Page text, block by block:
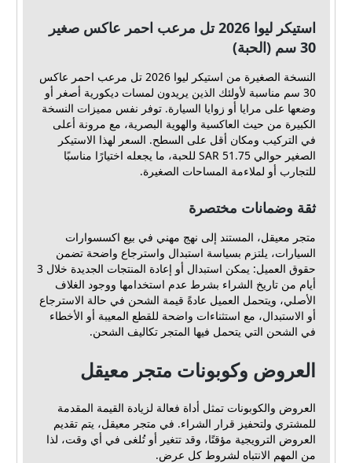
استيكر ليوا 2026 تل مرعب احمر عاكس صغير
30 سم (الحبة)
النسخة الصغيرة من استيكر ليوا 2026 تل مرعب احمر عاكس
30 سم مناسبة لأولئك الذين يريدون لمسات ديكورية أصغر أو
وضعها على مرايا أو زوايا السيارة. توفر نفس مميزات النسخة
الكبيرة من حيث العاكسية والهوية البصرية، مع مرونة أعلى
في التركيب ومكان أقل على السطح. السعر لهذا الاستيكر
الصغير حوالي 51.75 SAR للحبة، ما يجعله اختيارًا مناسبًا
للتجارب أو لملاءمة المساحات الصغيرة.
ثقة وضمانات مختصرة
متجر معيقل، المستند إلى نهج مهني في بيع اكسسوارات
السيارات، يلتزم بسياسة استبدال واسترجاع واضحة تضمن
حقوق العميل: يمكن استبدال أو إعادة المنتجات الجديدة خلال 3
أيام من تاريخ الشراء بشرط عدم استخدامها ووجود الغلاف
الأصلي، ويتحمل العميل عادةً قيمة الشحن في حالة الاسترجاع
أو الاستبدال، مع استثناءات واضحة للقطع المعيبة أو الأخطاء
في الشحن التي يتحمل فيها المتجر تكاليف الشحن.
العروض وكوبونات متجر معيقل
العروض والكوبونات تمثل أداة فعالة لزيادة القيمة المقدمة
للمشتري ولتحفيز قرار الشراء. في متجر معيقل، يتم تقديم
العروض الترويجية مؤقتًا، وقد تتغير أو تُلغى في أي وقت، لذا
من المهم الانتباه لشروط كل عرض.